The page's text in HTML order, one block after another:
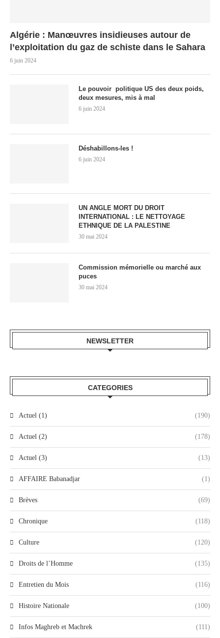
Algérie : Manœuvres insidieuses autour de
l’exploitation du gaz de schiste dans le Sahara
6 juin 2024
Le pouvoir politique US des deux poids,
deux mesures, mis à mal
6 juin 2024
Déshabillons-les !
6 juin 2024
UN ANGLE MORT DU DROIT
INTERNATIONAL : LE NETTOYAGE
ETHNIQUE DE LA PALESTINE
30 mai 2024
Commission mémorielle ou marché aux
puces
30 mai 2024
NEWSLETTER
CATEGORIES
Actuel (1) (190)
Actuel (2) (178)
Actuel (3) (13)
AFFAIRE Babanadjar (1)
Brèves (69)
Chronique (118)
Culture (120)
Droits de l’Homme (135)
Entretien du Mois (116)
Histoire Nationale (100)
Infos Maghreb et Machrek (111)